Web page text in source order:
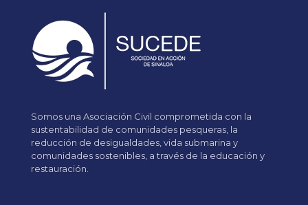
Somos una Asociación Civil comprometida con la
sustentabilidad de comunidades pesqueras, la
reducción de desigualdades, vida submarina y
comunidades sostenibles, a través de la educación y
restauración.